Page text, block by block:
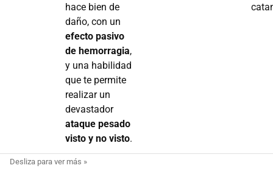
hace bien de
daño, con un
efecto pasivo
de hemorragia,
y una habilidad
que te permite
realizar un
devastador
ataque pesado
visto y no visto.